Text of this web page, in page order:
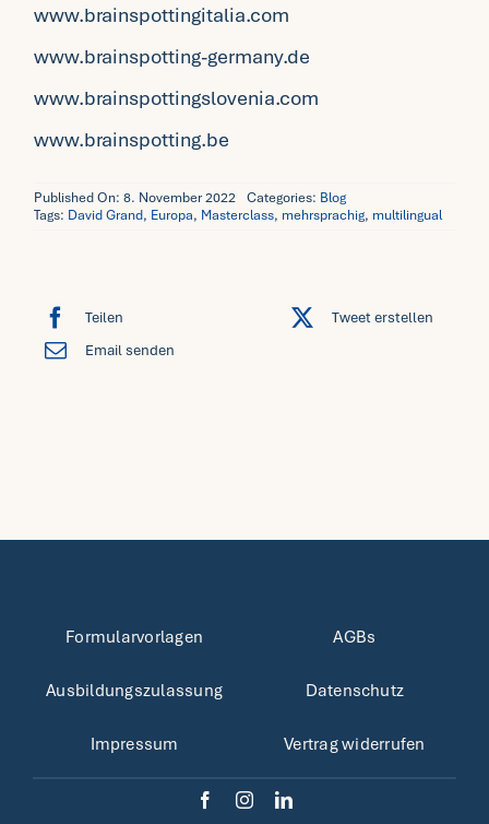
www.brainspottingitalia.com
www.brainspotting-germany.de
www.brainspottingslovenia.com
www.brainspotting.be
Published On: 8. November 2022 Categories: Blog
Tags: David Grand, Europa, Masterclass, mehrsprachig, multilingual
Teilen
Tweet erstellen
Email senden
Formularvorlagen
Ausbildungszulassung
Impressum
AGBs
Datenschutz
Vertrag widerrufen